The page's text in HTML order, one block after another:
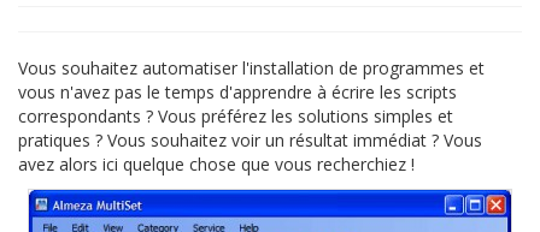
Vous souhaitez automatiser l'installation de programmes et
vous n'avez pas le temps d'apprendre à écrire les scripts
correspondants ? Vous préférez les solutions simples et
pratiques ? Vous souhaitez voir un résultat immédiat ? Vous
avez alors ici quelque chose que vous recherchiez !